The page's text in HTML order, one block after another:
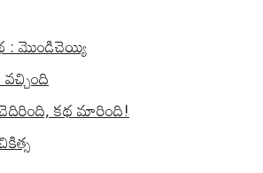
: మొండిచెయ్యి
కథ మారింది!